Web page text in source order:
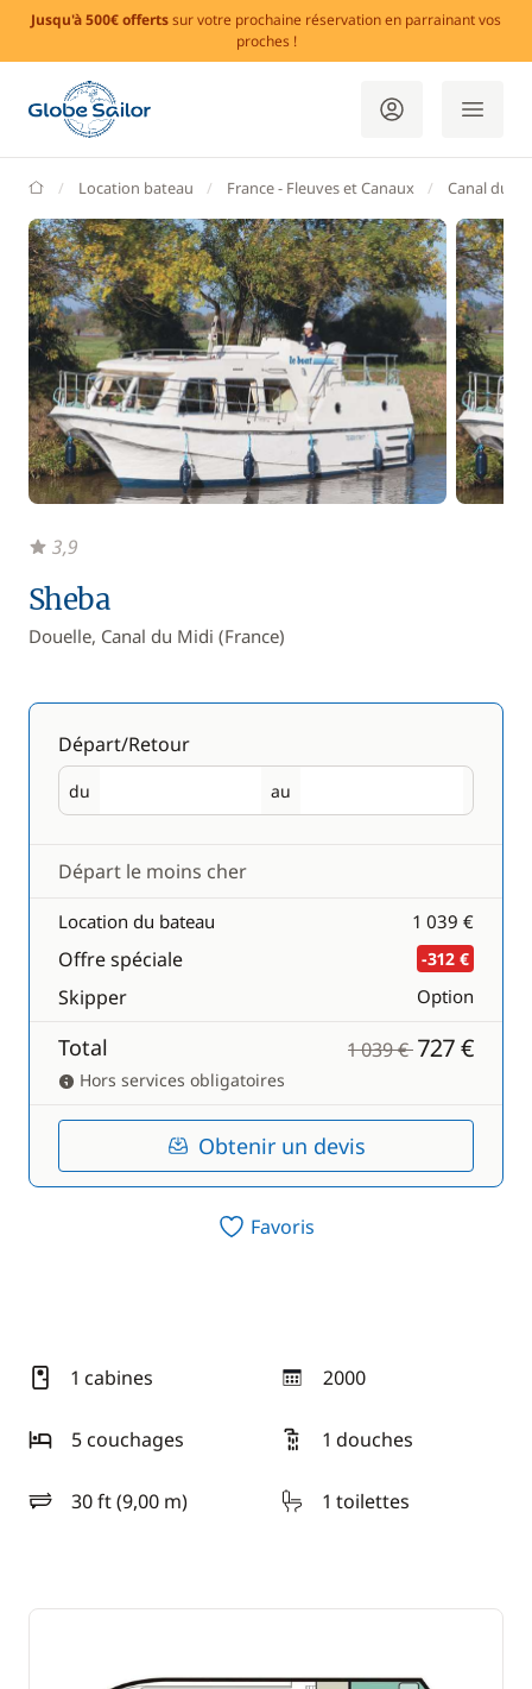
Jusqu'à 500€ offertssur votre prochaine réservation en parrainant vos
proches !
GlobeSailor
Location bateau France - Fleuves et Canaux Canal du
Sheba
Douelle, Canal du Midi (France)
3,9
Départ/Retour
du
Départ au
Retour
Départ le moins cher
Location du bateau 1 039 €
Offre spéciale -312 €
Skipper Option
Total 1 039 €727 €
Hors services obligatoires
Obtenir un devis
Favoris
1 cabines 2000
année
5 couchages
1 douches
30 ft (9,00 m)
longueur 1 toilettes